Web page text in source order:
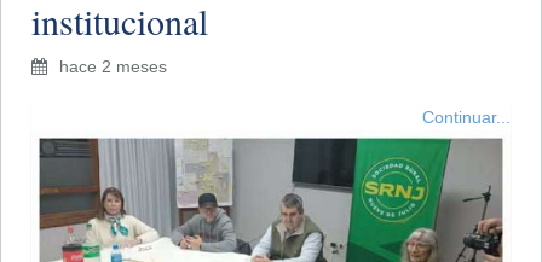
institucional
hace 2 meses
Continuar...